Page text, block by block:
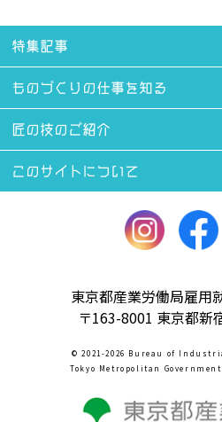
・本コンクールは予告なく中止ま
ます。変更となった場合は
ページにて告知をします。
・本コンクールに応募された場合
いたものとみなします。(未成年
だいたものとみなします。)
・本コンクールへの参加は、応
て行うものとし、応募に際して応
の損害が生じた場合、主催者はそ
三者に何らかの損害を与えた場合
紛争が生じた場合は、応募者は自
応し、当該損害を賠償または当該
・下記に当てはまる場合、選考前
外、選考後において選考結果及び
応募時に不正行為があったと主
事務局からの連絡に対し応答が
・本コンクール参加にあたって生
ト接続料や通信料など諸経費は、
・本コンクールの応募の際に、ネ
特集記事
ものづくりの仕事を知る
匠の技のご紹介
このサイトについて
東京都産業労働局雇用
〒163-8001 東京都新
© 2021-2026 Bureau of
Tokyo Metropolitan